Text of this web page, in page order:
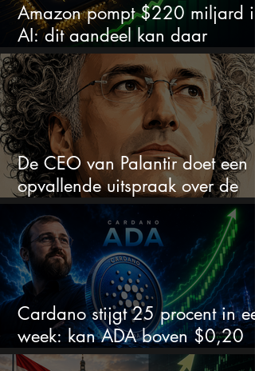
Amazon pompt $220 miljard in
AI: dit aandeel kan daar
explosief van profiteren
De CEO van Palantir doet een
opvallende uitspraak over de
beurs
Cardano stijgt 25 procent in
week: kan ADA boven $0,20
blijven?